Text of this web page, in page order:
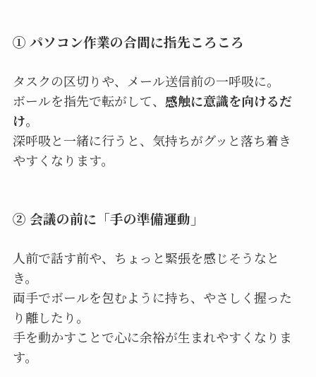
① パソコン作業の合間に指先ころころ
タスクの区切りや、メール送信前の一呼吸に。
ボールを指先で転がして、 感触に意識を向けるだ
け。
深呼吸と一緒に行うと、気持ちがグッと落ち着き
やすくなります。
② 会議の前に「手の準備運動」
人前で話す前や、ちょっと緊張を感じそうなと
き。
両手でボールを包むように持ち、やさしく握った
り離したり。
手を動かすことで心に余裕が生まれやすくなりま
す。